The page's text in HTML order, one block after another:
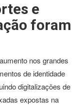
e
foram
nos grandes
de identidade
digitalizações de
expostas na